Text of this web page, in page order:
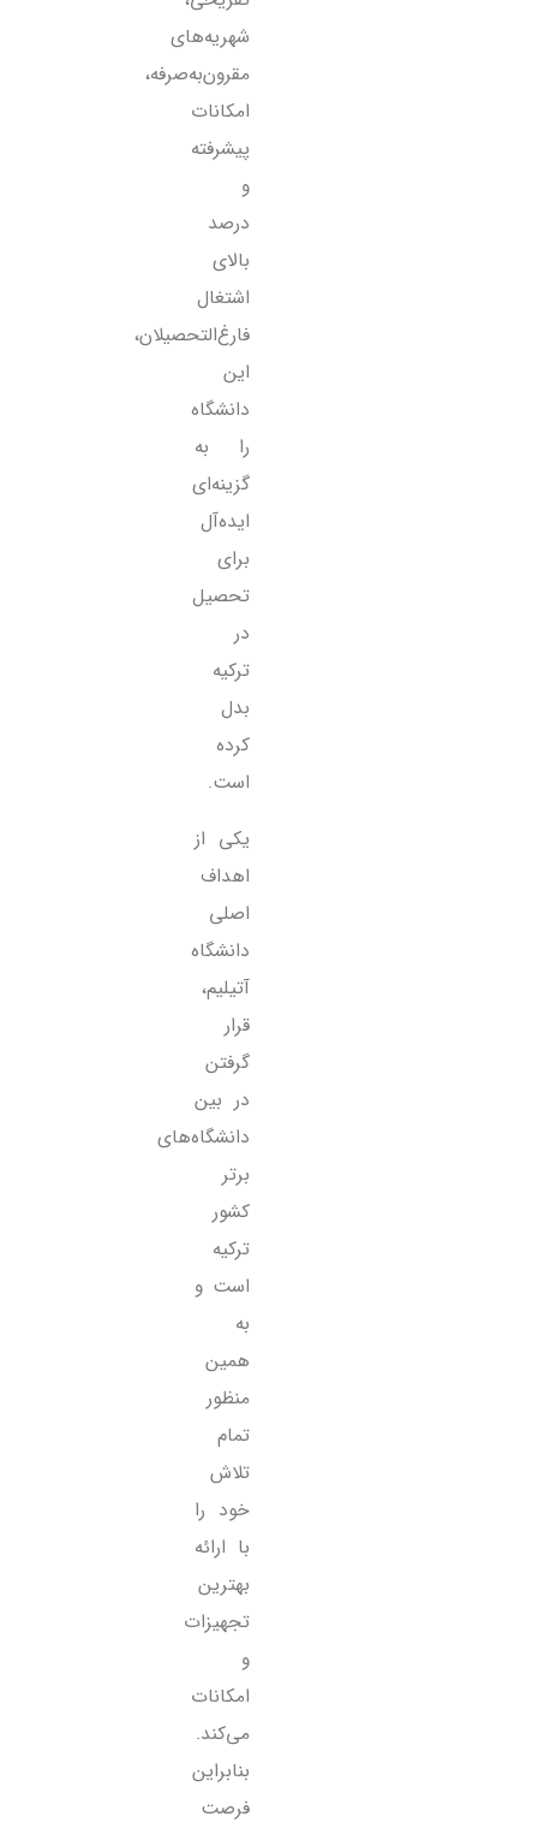
شهریه‌های
مقرون‌به‌صرفه،
امکانات
پیشرفته
و
درصد
بالای
اشتغال
فارغ‌التحصیلان،
این
دانشگاه
را به
گزینه‌ای
ایده‌آل
برای
تحصیل
در
ترکیه
بدل
کرده
است.
یکی از
اهداف
اصلی
دانشگاه
آتیلیم،
قرار
گرفتن
در بین
دانشگاه‌های
برتر
کشور
ترکیه
است و
به
همین
منظور
تمام
تلاش
خود را
با ارائه
بهترین
تجهیزات
و
امکانات
می‌کند.
بنابراین
فرصت